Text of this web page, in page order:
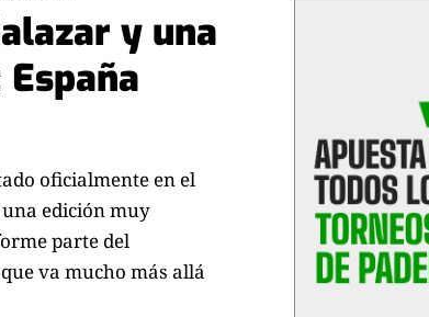
y una
oficialmente en el
una edición muy
parte del
va mucho más allá